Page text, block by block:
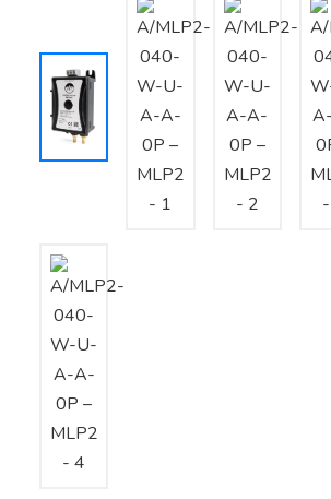
Tư vấn – Thiết kế – Cung cấp thiết bị
Tư vấn thiết kế, thi công tủ điều
Thi công – Lắp đặt hệ thống HVAC